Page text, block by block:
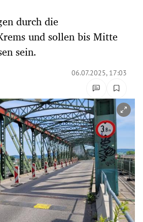
durch die
und sollen bis Mitte
sein.
06.07.2025, 17:03
schließen